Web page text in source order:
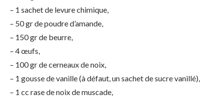
– 1 sachet de levure chimique,
– 50 gr de poudre d’amande,
– 150 gr de beurre,
– 4 œufs,
– 100 gr de cerneaux de noix,
– 1 gousse de vanille (à défaut, un sachet de sucre vanillé),
– 1 cc rase de noix de muscade,